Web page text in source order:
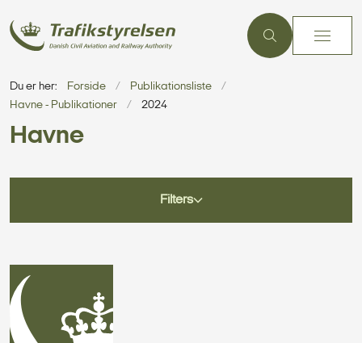
Du er her: Forside
Publikationsliste
Havne - Publikationer
2024
Havne
Filters